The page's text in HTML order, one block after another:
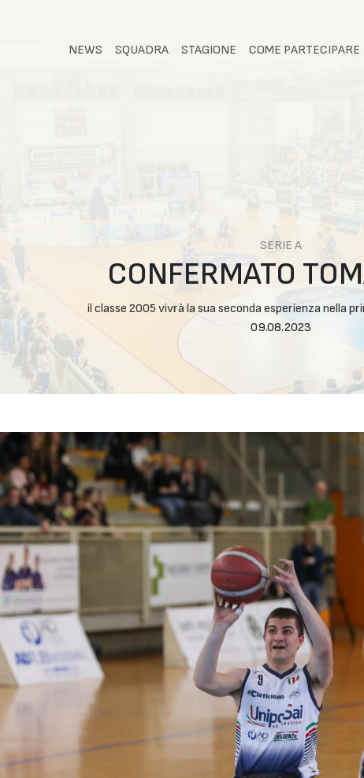
NEWS SQUADRA STAGIONE COME PARTECIPARE
SERIE A
CONFERMATO
il classe 2005 vivrà la sua seconda esperienza nella
09.08.2023